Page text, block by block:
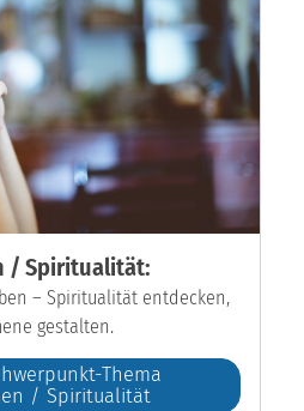
/ Spiritualität:
– Spiritualität entdecken,
gestalten.
Thema
/ Spiritualität